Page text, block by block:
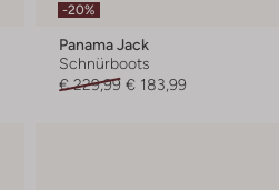
-20%
Panama Jack
Schnürboots
€ 229,99 € 183,99